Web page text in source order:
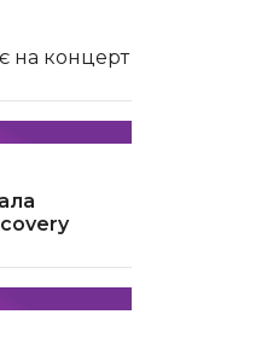
на концерт